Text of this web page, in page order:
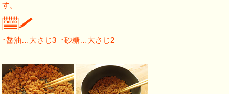
す。
･醤油…大さじ3 ･砂糖…大さじ2